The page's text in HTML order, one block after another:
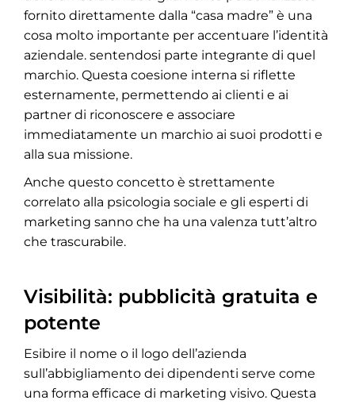
fornito direttamente dalla “casa madre” è una
cosa molto importante per accentuare l’identità
aziendale. sentendosi parte integrante di quel
marchio. Questa coesione interna si riflette
esternamente, permettendo ai clienti e ai
partner di riconoscere e associare
immediatamente un marchio ai suoi prodotti e
alla sua missione.
Anche questo concetto è strettamente
correlato alla psicologia sociale e gli esperti di
marketing sanno che ha una valenza tutt’altro
che trascurabile.
Visibilità: pubblicità gratuita e
potente
Esibire il nome o il logo dell’azienda
sull’abbigliamento dei dipendenti serve come
una forma efficace di marketing visivo. Questa